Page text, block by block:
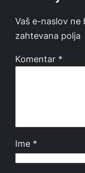
Vaš e-naslov ne
zahtevana polja
Komentar *
Ime *